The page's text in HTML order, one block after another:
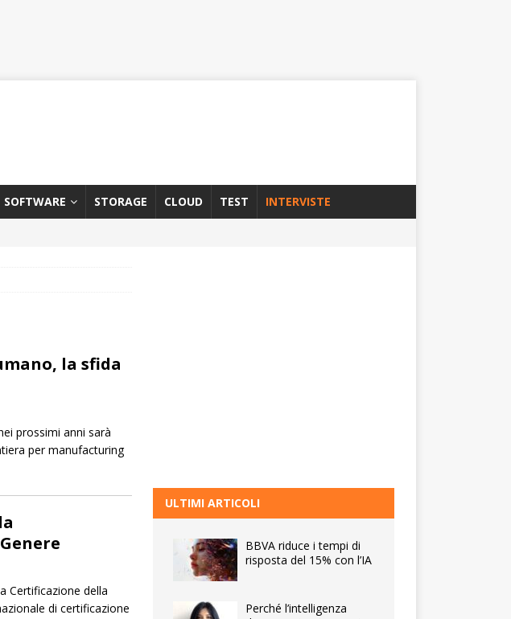
SOFTWARE STORAGE CLOUD TEST INTERVISTE
la sfida
prossimi anni sarà
per manufacturing
Certificazione della
di certificazione
ULTIMI ARTICOLI
BBVA riduce i tempi di
risposta del 15% con l’IA
Perché l’intelligenza